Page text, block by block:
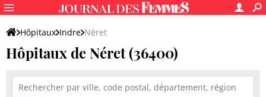
Hôpitaux Indre Néret
Hôpitaux de Néret (36400)